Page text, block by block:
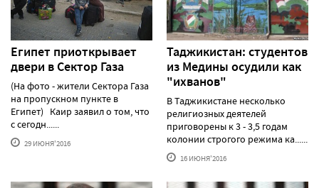
Египет приоткрывает
двери в Сектор Газа
(На фото - жители Сектора Газа
на пропускном пункте в
Египет) Каир заявил о том, что
с сегодн......
29 ИЮНЯ'2016
Таджикистан: студентов
из Медины осудили как
"ихванов"
В Таджикистане несколько
религиозных деятелей
приговорены к 3 - 3,5 годам
колонии строгого режима ка......
16 ИЮНЯ'2016